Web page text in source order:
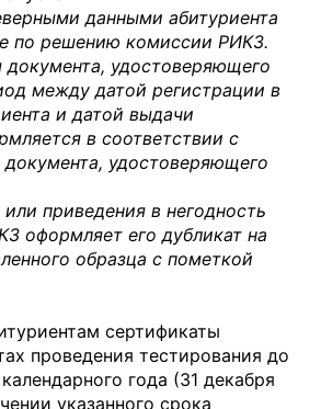
данными абитуриента
по решению комиссии РИКЗ.
документа, удостоверяющего
между датой регистрации в
и датой выдачи
в соответствии с
удостоверяющего
приведения в негодность
оформляет его дубликат на
образца с пометкой
сертификаты
проведения тестирования до
года (31 декабря
указанного срока